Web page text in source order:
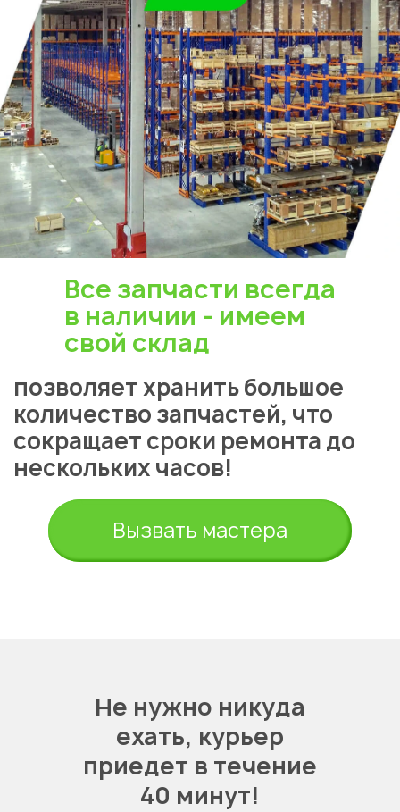
Все запчасти всегда
в наличии - имеем
свой склад
позволяет хранить большое
количество запчастей, что
сокращает сроки ремонта до
нескольких часов!
Вызвать мастера
Не нужно никуда
ехать, курьер
приедет в течение
40 минут!
Укажите из какого вы